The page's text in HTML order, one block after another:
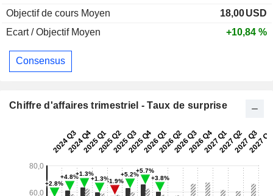
Objectif de cours Moyen
18,00USD
Ecart / Objectif Moyen
+10,84 %
Consensus
Chiffre d'affaires trimestriel - Taux de surprise